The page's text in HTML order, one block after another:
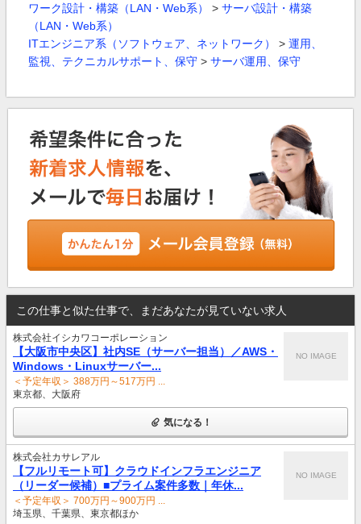
ワーク設計・構築（LAN・Web系） > サーバ設計・構築
（LAN・Web系）
ITエンジニア系（ソフトウェア、ネットワーク）
> 運用、
監視、テクニカルサポート、保守 > サーバ運用、保守
この仕事と似た仕事で、まだあなたが見ていない求人
株式会社イシカワコーポレーション
【大阪市中央区】社内SE（サーバー担当）／AWS・
Windows・Linuxサーバー...
＜予定年収＞ 388万円～517万円 ...
東京都、大阪府
NO IMAGE
気になる！
株式会社カサレアル
【フルリモート可】クラウドインフラエンジニア
（リーダー候補）■プライム案件多数｜年休...
＜予定年収＞ 700万円～900万円 ...
埼玉県、千葉県、東京都ほか
NO IMAGE